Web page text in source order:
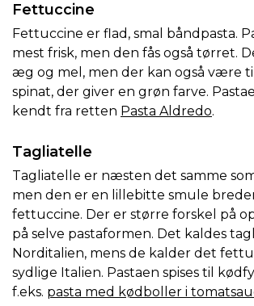
Fettuccine
Fettuccine er flad, smal båndpasta.
mest frisk, men den fås også tørret.
æg og mel, men der kan også være
spinat, der giver en grøn farve.
kendt fra retten Pasta Aldredo.
Tagliatelle
Tagliatelle er næsten det samme
men den er en lillebitte smule
fettuccine. Der er større forskel på
på selve pastaformen. Det kaldes
Norditalien, mens de kalder det
sydlige Italien. Pastaen spises til
f.eks. pasta med kødboller i